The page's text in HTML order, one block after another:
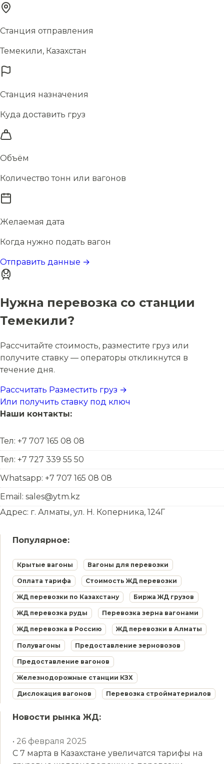
Станция отправления
Темекили, Казахстан
Станция назначения
Куда доставить груз
Объём
Количество тонн или вагонов
Желаемая дата
Когда нужно подать вагон
Отправить данные →
Нужна перевозка со станции
Темекили?
Рассчитайте стоимость, разместите груз или
получите ставку — операторы откликнутся в
течение дня.
Рассчитать Разместить груз →
Или получить ставку под ключ
Наши контакты:
Тел: +7 707 165 08 08
Тел: +7 727 339 55 50
Whatsapp: +7 707 165 08 08
Email: sales@ytm.kz
Адрес: г. Алматы, ул. Н. Коперника, 124Г
Популярное:
Крытые вагоны Вагоны для перевозки
Оплата тарифа Стоимость ЖД перевозки
ЖД перевозки по Казахстану Биржа ЖД грузов
ЖД перевозка руды Перевозка зерна вагонами
ЖД перевозка в Россию ЖД перевозки в Алматы
Полувагоны Предоставление зерновозов
Предоставление вагонов
Железнодорожные станции КЗХ
Дислокация вагонов Перевозка стройматериалов
Новости рынка ЖД:
• 26 февраля 2025
С 7 марта в Казахстане увеличатся тарифы на